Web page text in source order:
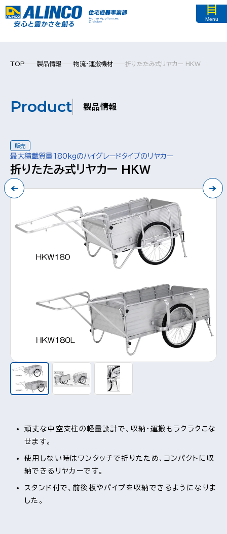
Menu
TOP 製品情報 物流・運搬機材 折りたたみ式リヤカー HKW
Product 製品情報
販売
最大積載質量180kgのハイグレードタイプのリヤカー
折りたたみ式リヤカー HKW
頑丈な中空支柱の軽量設計で、収納・運搬もラクラクこな
せます。
使用しない時はワンタッチで折りたため、コンパクトに収
納できるリヤカーです。
スタンド付で、前後板やパイプを収納できるようになりま
した。